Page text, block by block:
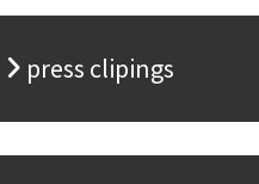
press clipings